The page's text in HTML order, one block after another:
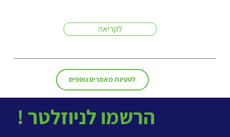
לטעינת מאמרים נוספים
לקריאה
! הרשמו לניוזלטר